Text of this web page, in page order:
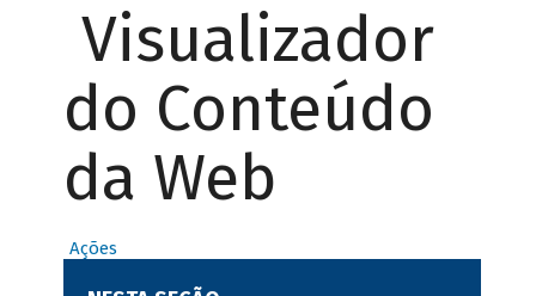
Visualizador
do Conteúdo
da Web
Ações